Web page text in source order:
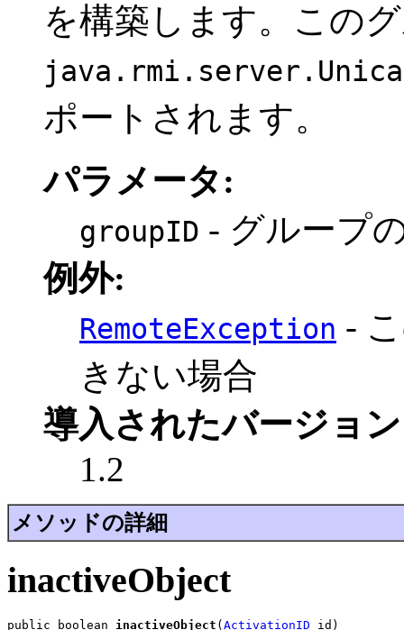
を構築します。この
ポートされます。
パラメータ:
groupID - グループ
例外:
RemoteException -
きない場合
導入されたバージョ
1.2
メソッドの詳細
inactiveObject
public boolean inactiveObject (ActivationID id)